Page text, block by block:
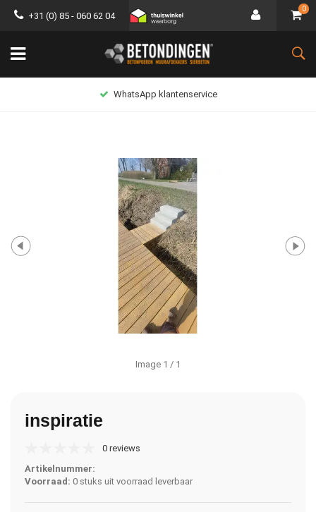
+31 (0) 85 - 060 62 04
0
WhatsApp klantenservice
Image 1 / 1
inspiratie
0 reviews
Artikelnummer:
Voorraad: 0 stuks uit voorraad leverbaar